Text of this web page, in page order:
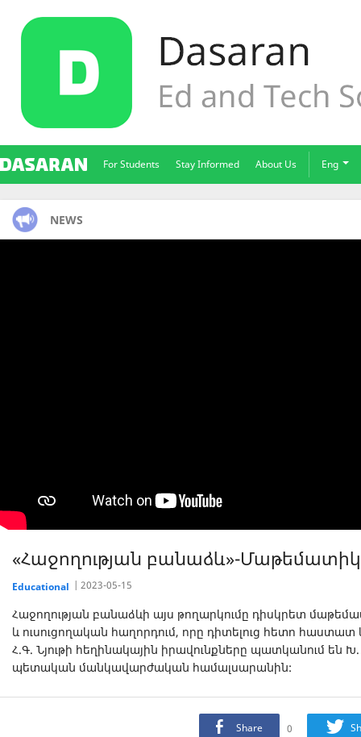
For Students Stay Informed About Us Eng
NEWS
«Հաջողության բանաձև»-
Educational 2023-05-15
Հաջողության բանաձևի այս թողարկումը դիսկրետ
և ուսուցողական հաղորդում, որը դիտելուց հետո
Հ.Գ. Նյութի հեղինակային իրավունքները պատկանում են
պետական մանկավարժական համալսարանին:
Share 0